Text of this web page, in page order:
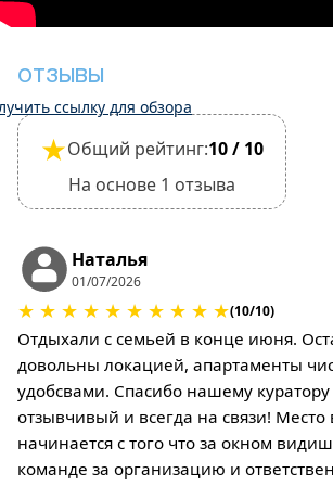
Однако выезд может быть
В этом объекте размещения
животными, однако это
подтвердить при бронировании.
(За уборку и залог за
взимается дополнительная плата)
ОТЗЫВЫ
ссылку для обзора
★Общий рейтинг:10 / 10
На основе 1 отзыва
Наталья
01/07/2026
★ ★ ★ ★ ★ ★ ★ ★ ★ ★(10/10)
Отдыхали с семьей в конце июня.
довольны локацией, апартаменты
удобсвами. Спасибо нашему
отзывчивый и всегда на связи!
начинается с того что за окном
команде за организацию и